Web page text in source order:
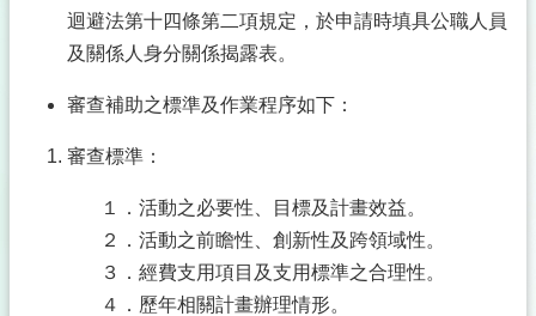
迴避法第十四條第二項規定，於申請時填具公職人員
及關係人身分關係揭露表。
審查補助之標準及作業程序如下：
審查標準：
１．活動之必要性、目標及計畫效益。
２．活動之前瞻性、創新性及跨領域性。
３．經費支用項目及支用標準之合理性。
４．歷年相關計畫辦理情形。